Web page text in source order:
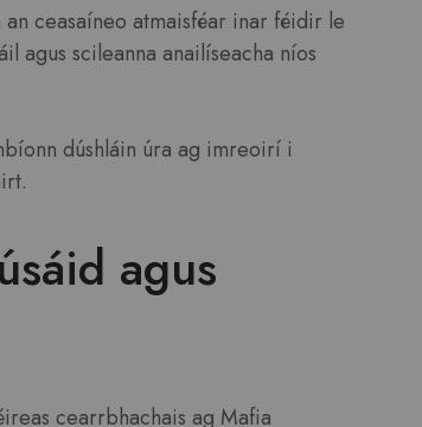
ceasaíneo atmaisféar inar féidir le
agus scileanna anailíseacha níos
dúshláin úra ag imreoirí i
agus
cearrbhachais ag Mafia